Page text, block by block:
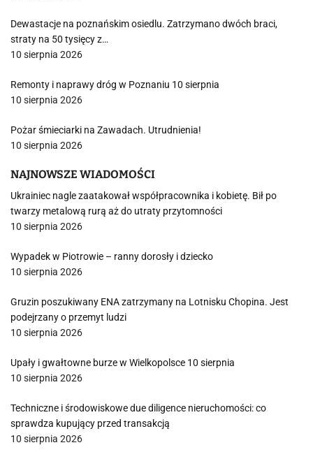
Dewastacje na poznańskim osiedlu. Zatrzymano dwóch braci,
straty na 50 tysięcy z…
10 sierpnia 2026
Remonty i naprawy dróg w Poznaniu 10 sierpnia
10 sierpnia 2026
Pożar śmieciarki na Zawadach. Utrudnienia!
10 sierpnia 2026
NAJNOWSZE WIADOMOŚCI
Ukrainiec nagle zaatakował współpracownika i kobietę. Bił po
twarzy metalową rurą aż do utraty przytomności
10 sierpnia 2026
Wypadek w Piotrowie – ranny dorosły i dziecko
10 sierpnia 2026
Gruzin poszukiwany ENA zatrzymany na Lotnisku Chopina. Jest
podejrzany o przemyt ludzi
10 sierpnia 2026
Upały i gwałtowne burze w Wielkopolsce 10 sierpnia
10 sierpnia 2026
Techniczne i środowiskowe due diligence nieruchomości: co
sprawdza kupujący przed transakcją
10 sierpnia 2026